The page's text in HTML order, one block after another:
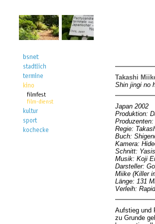
Takashi
Shin jingi no
Japan 2002
Produktion:
Regie:
Buch:
Kamera:
Schnitt:
Musik: Koji
Darsteller:
Miike (Killer
Länge: 131
Verleih:
Aufstieg und
zu Grunde